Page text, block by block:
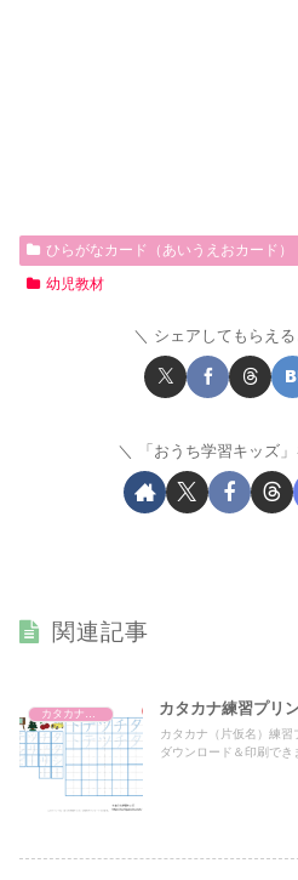
ひらがなカード（あいうえおカード）
幼児教材
シェアしてもらえ
「おうち学習キッズ
関連記事
カタカナ練習プリント カタカナ練習プリ
カタカナ（片仮名）練
ダウンロード＆印刷でき